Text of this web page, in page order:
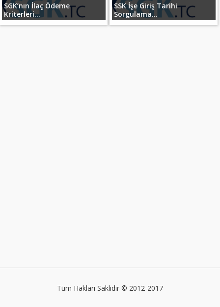
SGK’nın İlaç Ödeme
Kriterleri...
SSK İşe Giriş Tarihi
Sorgulama...
Tüm Hakları Saklıdır © 2012-2017